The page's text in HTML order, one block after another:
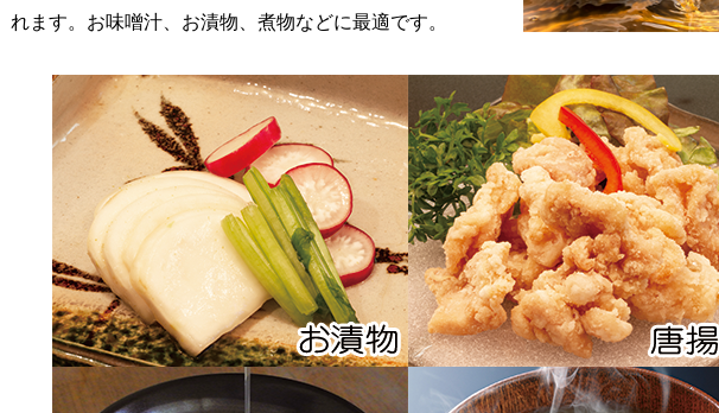
れます。お味噌汁、お漬物、煮物などに最適です。